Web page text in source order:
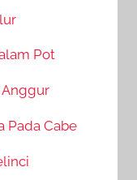
Pot
Anggur
Pada Cabe